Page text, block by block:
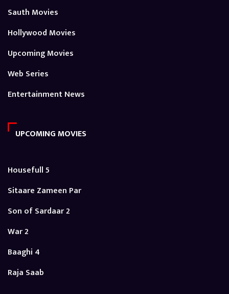
Sauth Movies
Hollywood Movies
Upcoming Movies
Web Series
Entertainment News
UPCOMING MOVIES
Housefull 5
Sitaare Zameen Par
Son of Sardaar 2
War 2
Baaghi 4
Raja Saab